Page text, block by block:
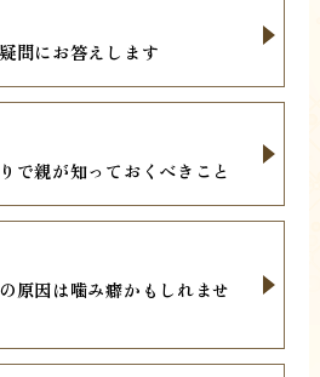
問にお答えします
で親が知っておくべきこと
原因は噛み癖かもしれませ